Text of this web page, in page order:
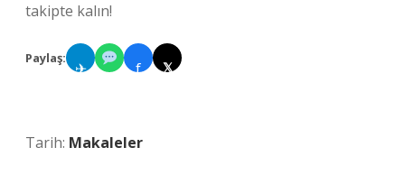
takipte kalın!
Paylaş:
✈ f 𝕏
Tarih: Makaleler